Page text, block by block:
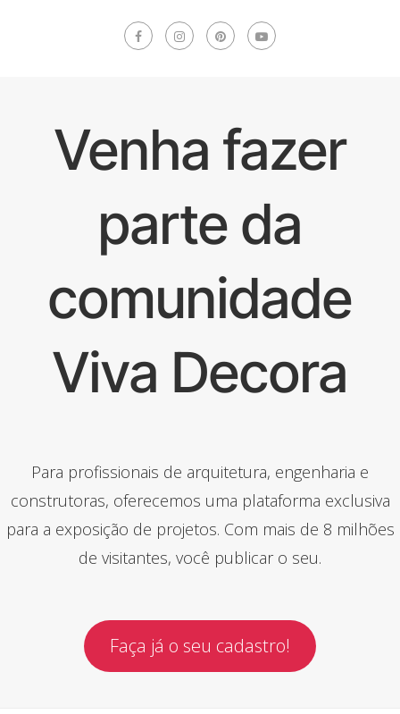
Venha fazer
parte da
comunidade
Viva Decora
Para profissionais de arquitetura, engenharia e
construtoras, oferecemos uma plataforma exclusiva
para a exposição de projetos. Com mais de 8 milhões
de visitantes, você publicar o seu.
Faça já o seu cadastro!